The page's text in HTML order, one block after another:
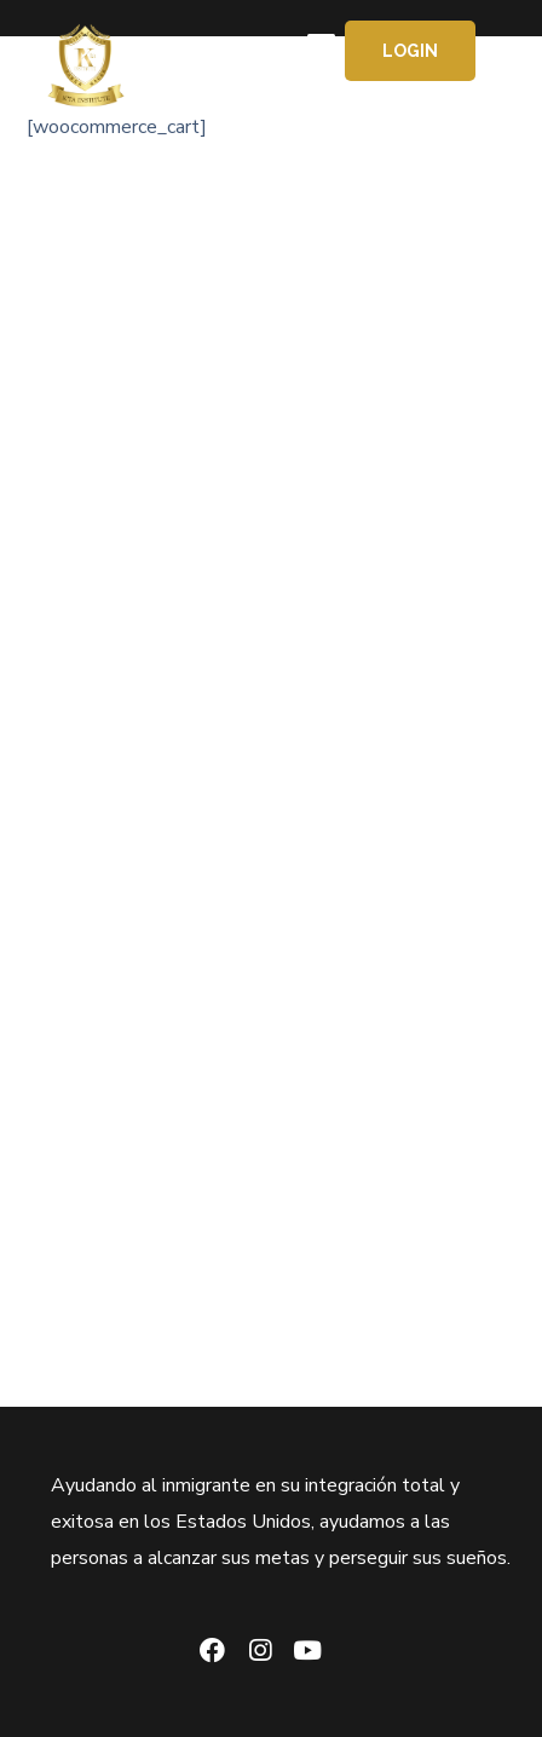
LOGIN
[woocommerce_cart]
Ayudando al inmigrante en su integración total y
exitosa en los Estados Unidos, ayudamos a las
personas a alcanzar sus metas y perseguir sus sueños.